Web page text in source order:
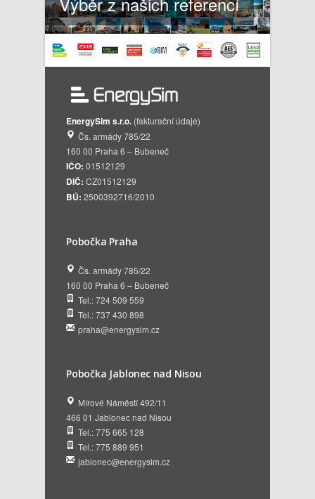
EnergySim s.r.o. (fakturační údaje)
Čs. armády 785/22
160 00 Praha 6 – Bubeneč
IČO: 01512129
DIČ: CZ01512129
BÚ: 2500392716/2010
Pobočka Praha
Čs. armády 785/22
160 00 Praha 6 – Bubeneč
Tel.: 724 509 559
Tel.: 737 430 898
praha@energysim.cz
Pobočka Jablonec nad Nisou
Mírové Náměstí 492/11
466 01 Jablonec nad Nisou
Tel.: 775 665 128
Tel.: 775 889 951
jablonec@energysim.cz